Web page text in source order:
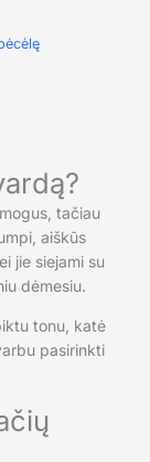
tačiau
aiškūs
jie siejami su
dėmesiu.
tonu, katė
pasirinkti